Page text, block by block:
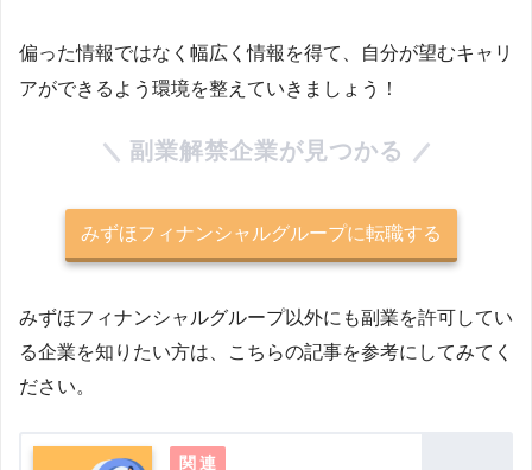
偏った情報ではなく幅広く情報を得て、自分が望むキャリ
アができるよう環境を整えていきましょう！
副業解禁企業が見つかる
みずほフィナンシャルグループに転職する
みずほフィナンシャルグループ以外にも副業を許可してい
る企業を知りたい方は、こちらの記事を参考にしてみてく
ださい。